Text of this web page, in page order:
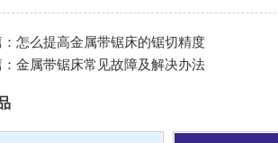
怎么提高金属带锯床的锯切精度
金属带锯床常见故障及解决办法